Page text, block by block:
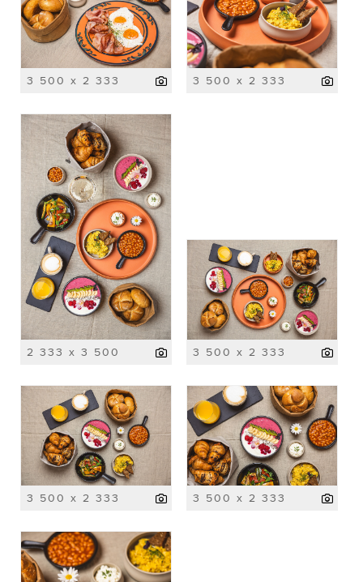
3 500 x 2 333 3 500 x 2 333
2 333 x 3 500 3 500 x 2 333
3 500 x 2 333 3 500 x 2 333